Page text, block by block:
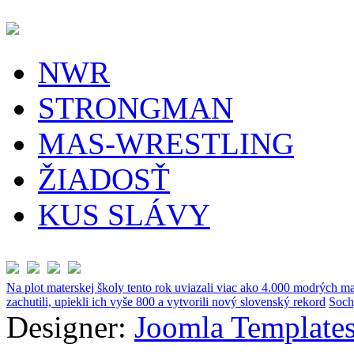
NWR
STRONGMAN
MAS-WRESTLING
ŽIADOSŤ
KUS SLÁVY
Na plot materskej školy tento rok uviazali viac ako 4.000 modrých
zachutili, upiekli ich vyše 800 a vytvorili nový slovenský rekord
Designer: Joomla